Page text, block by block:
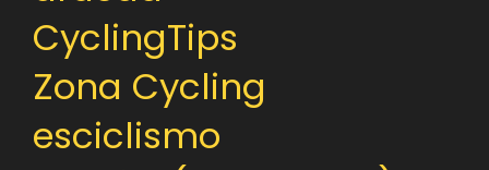
CyclingTips
Zona Cycling
esciclismo